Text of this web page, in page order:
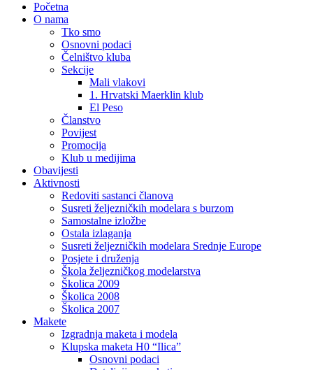
Početna
O nama
Tko smo
Osnovni podaci
Čelništvo kluba
Sekcije
Mali vlakovi
1. Hrvatski Maerklin klub
El Peso
Članstvo
Povijest
Promocija
Klub u medijima
Obavijesti
Aktivnosti
Redoviti sastanci članova
Susreti željezničkih modelara s burzom
Samostalne izložbe
Ostala izlaganja
Susreti željezničkih modelara Srednje Europe
Posjete i druženja
Škola željezničkog modelarstva
Školica 2009
Školica 2008
Školica 2007
Makete
Izgradnja maketa i modela
Klupska maketa H0 “Ilica”
Osnovni podaci